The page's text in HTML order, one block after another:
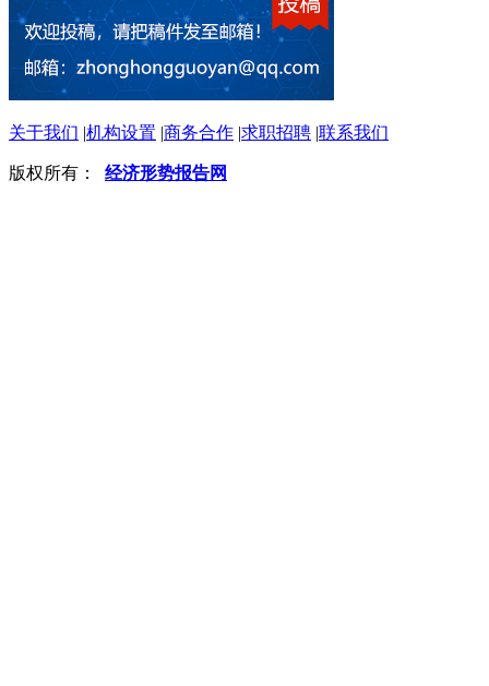
关于我们 |机构设置 |商务合作 |求职招聘 |联系我们
版权所有： 经济形势报告网